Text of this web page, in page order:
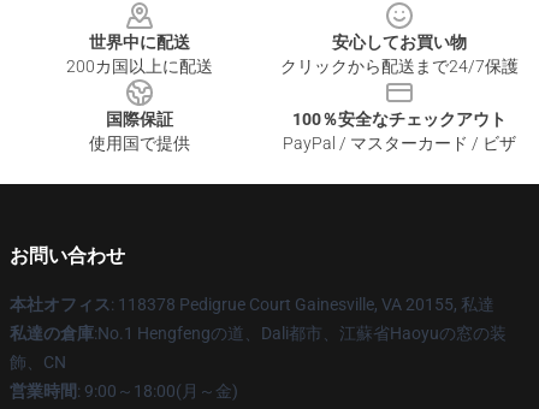
世界中に配送
200カ国以上に配送
安心してお買い物
クリックから配送まで24/7保護
国際保証
使用国で提供
100％安全なチェックアウト
PayPal / マスターカード / ビザ
お問い合わせ
本社オフィス: 118378 Pedigrue Court Gainesville, VA 20155, 私達
私達の倉庫:No.1 Hengfengの道、Dali都市、江蘇省Haoyuの窓の装
飾、CN
営業時間: 9:00～18:00(月～金)